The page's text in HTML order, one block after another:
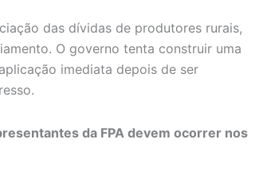
das dívidas de produtores rurais,
O governo tenta construir uma
imediata depois de ser
da FPA devem ocorrer nos